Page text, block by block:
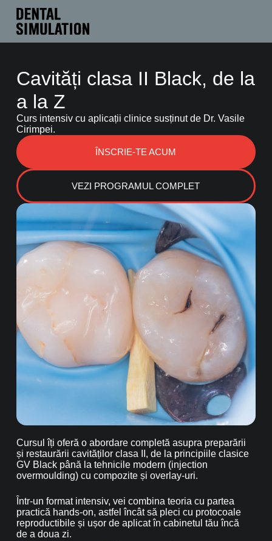
Cavități clasa II Black, de la
a la Z
Curs intensiv cu aplicații clinice susținut de Dr. Vasile
Cirimpei.
ÎNSCRIE-TE ACUM
VEZI PROGRAMUL COMPLET
Cursul îți oferă o abordare completă asupra preparării
și restaurării cavităților clasa II, de la principiile clasice
GV Black până la tehnicile modern (injection
overmoulding) cu compozite și overlay-uri.
Într-un format intensiv, vei combina teoria cu partea
practică hands-on, astfel încât să pleci cu protocoale
reproductibile și ușor de aplicat în cabinetul tău încă
de a doua zi.